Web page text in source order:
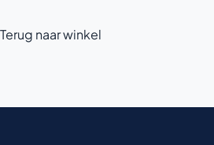
Terug naar winkel